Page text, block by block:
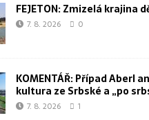
FEJETON: Zmizelá krajina
7. 8. 2026 0
KOMENTÁŘ: Případ Aberl
kultura ze Srbské a „po
7. 8. 2026 1